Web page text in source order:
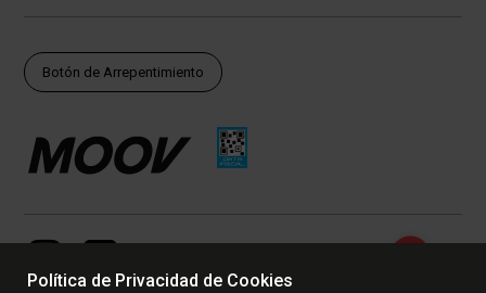
Botón de Arrepentimiento
Política de Privacidad de Cookies